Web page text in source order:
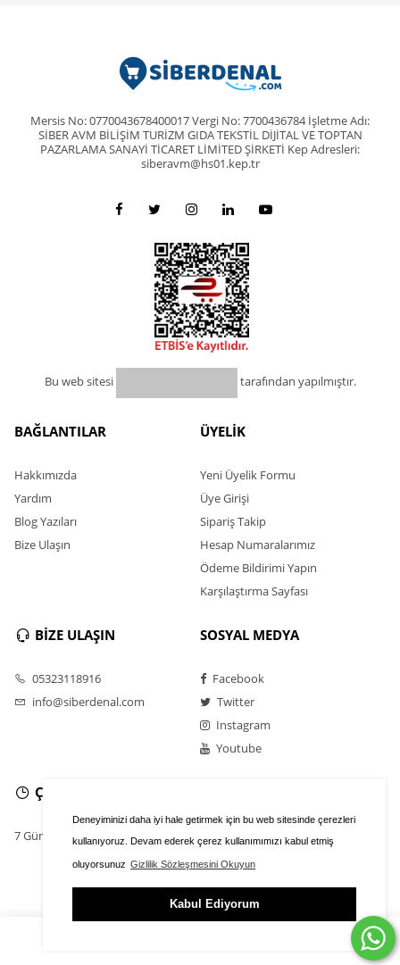
Deneyiminizi daha iyi hale getirmek için bu web sitesinde çerezleri
kullanıyoruz. Devam ederek çerez kullanımımızı kabul etmiş
oluyorsunuz Gizlilik Sözleşmesini Okuyun
Kabul Ediyorum
Mersis No: 0770043678400017 Vergi No: 7700436784 İşletme Adı:
SİBER AVM BİLİŞİM TURİZM GIDA TEKSTİL DİJİTAL VE TOPTAN
PAZARLAMA SANAYİ TİCARET LİMİTED ŞİRKETİ Kep Adresleri:
siberavm@hs01.kep.tr
Bu web sitesi tarafından yapılmıştır.
BAĞLANTILAR
Hakkımızda
Yardım
Blog Yazıları
Bize Ulaşın
ÜYELİK
Yeni Üyelik Formu
Üye Girişi
Sipariş Takip
Hesap Numaralarımız
Ödeme Bildirimi Yapın
Karşılaştırma Sayfası
BİZE ULAŞIN
05323118916
info@siberdenal.com
SOSYAL MEDYA
Facebook
Twitter
Instagram
Youtube
ÇALIŞMA SAATLERİ
7 Gün / 24 Saat